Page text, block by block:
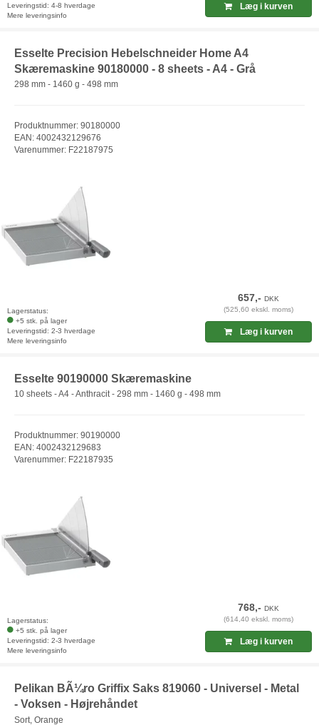
Leveringstid: 4-8 hverdage
Mere leveringsinfo
Læg i kurven
Esselte Precision Hebelschneider Home A4
Skæremaskine 90180000 - 8 sheets - A4 - Grå
298 mm - 1460 g - 498 mm
Produktnummer: 90180000
EAN: 4002432129676
Varenummer: F22187975
Lagerstatus:
+5 stk. på lager
Leveringstid: 2-3 hverdage
Mere leveringsinfo
657,-DKK
(525,60 ekskl. moms)
Læg i kurven
Esselte 90190000 Skæremaskine
10 sheets - A4 - Anthracit - 298 mm - 1460 g - 498 mm
Produktnummer: 90190000
EAN: 4002432129683
Varenummer: F22187935
Lagerstatus:
+5 stk. på lager
Leveringstid: 2-3 hverdage
Mere leveringsinfo
768,-DKK
(614,40 ekskl. moms)
Læg i kurven
Pelikan BÃ¼ro Griffix Saks 819060 - Universel - Metal
- Voksen - Højrehåndet
Sort, Orange